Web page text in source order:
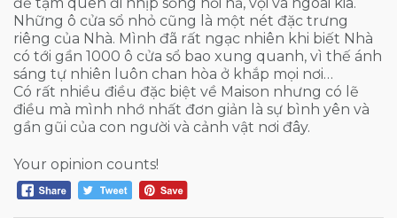
Những ô cửa sổ nhỏ cũng là một nét đặc trưng
riêng của Nhà. Mình đã rất ngạc nhiên khi biết Nhà
có tới gần 1000 ô cửa sổ bao xung quanh, vì thế ánh
sáng tự nhiên luôn chan hòa ở khắp mọi nơi…
Có rất nhiều điều đặc biệt về Maison nhưng có lẽ
điều mà mình nhớ nhất đơn giản là sự bình yên và
gần gũi của con người và cảnh vật nơi đây.
Your opinion counts!